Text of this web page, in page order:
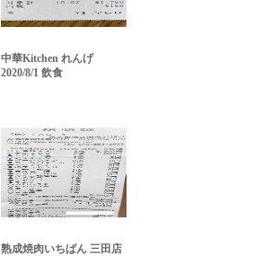
中華Kitchen れんげ
2020/8/1 飲食
熟成焼肉いちばん 三田店